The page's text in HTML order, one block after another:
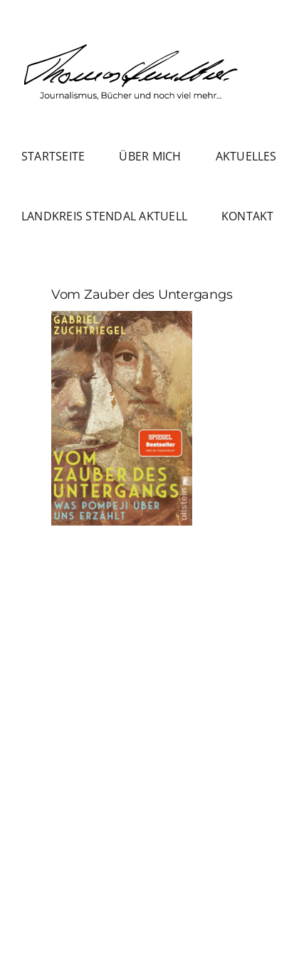
springen
STARTSEITE ÜBER MICH AKTUELLES
LANDKREIS STENDAL AKTUELL KONTAKT
Vom Zauber des Untergangs